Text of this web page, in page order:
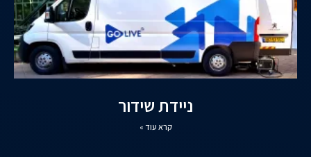
ניידת שידור
קרא עוד »